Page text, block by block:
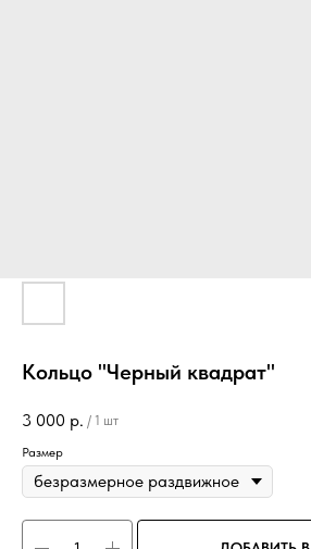
Кольцо "Черный квадрат"
3 000 р. / 1 шт
Размер